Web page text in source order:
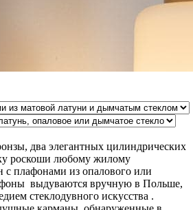
два элегантных цилиндрических
роскоши любому жилому
с плафонами из опалового или
выдуваются вручную в Польше,
стеклодувного искусства .